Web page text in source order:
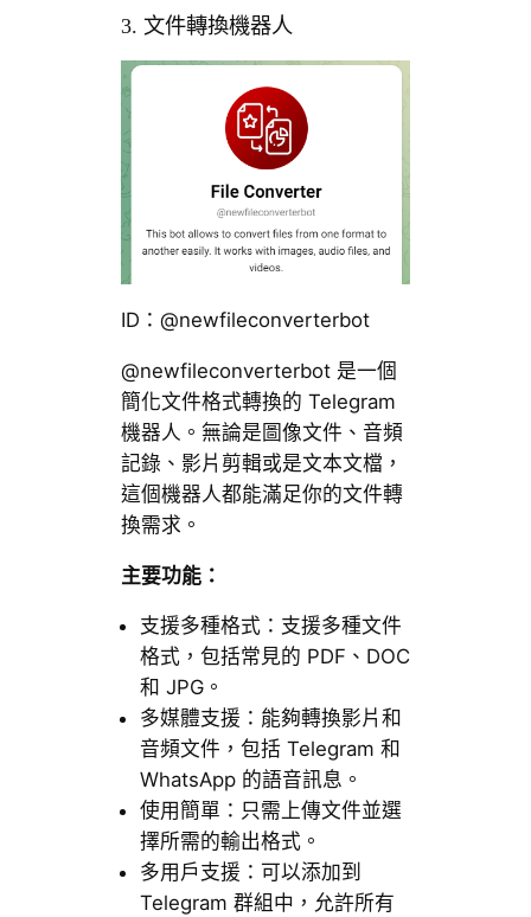
3. 文件轉換機器人
ID：@newfileconverterbot
@newfileconverterbot 是一個
簡化文件格式轉換的 Telegram
機器人。無論是圖像文件、音頻
記錄、影片剪輯或是文本文檔，
這個機器人都能滿足你的文件轉
換需求。
主要功能：
支援多種格式：支援多種文件
格式，包括常見的 PDF、DOC
和 JPG。
多媒體支援：能夠轉換影片和
音頻文件，包括 Telegram 和
WhatsApp 的語音訊息。
使用簡單：只需上傳文件並選
擇所需的輸出格式。
多用戶支援：可以添加到
Telegram 群組中，允許所有